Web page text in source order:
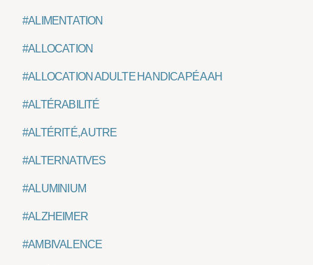
#ALIMENTATION
#ALLOCATION
#ALLOCATION ADULTE HANDICAPÉ AAH
#ALTÉRABILITÉ
#ALTÉRITÉ, AUTRE
#ALTERNATIVES
#ALUMINIUM
#ALZHEIMER
#AMBIVALENCE